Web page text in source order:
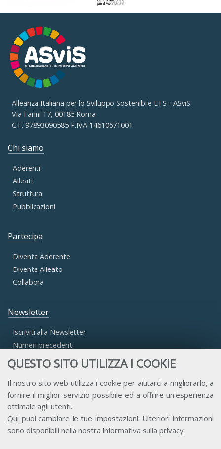
QUESTO SITO UTILIZZA I COOKIE
Il nostro sito web utilizza i cookie per aiutarci a migliorarlo, a
fornire il miglior servizio possibile ed a offrire un'esperienza
ottimale agli utenti.
Qui puoi cambiare le tue impostazioni. Ulteriori informazioni
sono disponibili nella nostra informativa sulla privacy
Alleanza Italiana per lo Sviluppo Sostenibile ETS - ASviS
Via Farini 17, 00185 Roma
C.F. 97893090585 P.IVA 14610671001
Chi siamo
Aderenti
Alleati
Struttura
Pubblicazioni
Partecipa
Diventa Aderente
Diventa Alleato
Collabora
Newsletter
Iscriviti alla Newsletter
Numeri precedenti
Accesso Aderenti
Accesso Consulta
Accesso Team